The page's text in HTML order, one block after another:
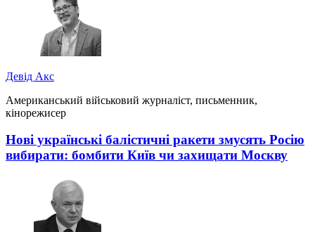
Девід Акс
Американський військовий журналіст, письменник,
кінорежисер
Нові українські балістичні ракети змусять Росію
вибирати: бомбити Київ чи захищати Москву